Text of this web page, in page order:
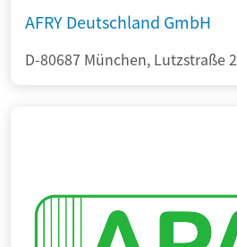
AFRY Deutschland GmbH
D-80687 München, Lutzstraße 2